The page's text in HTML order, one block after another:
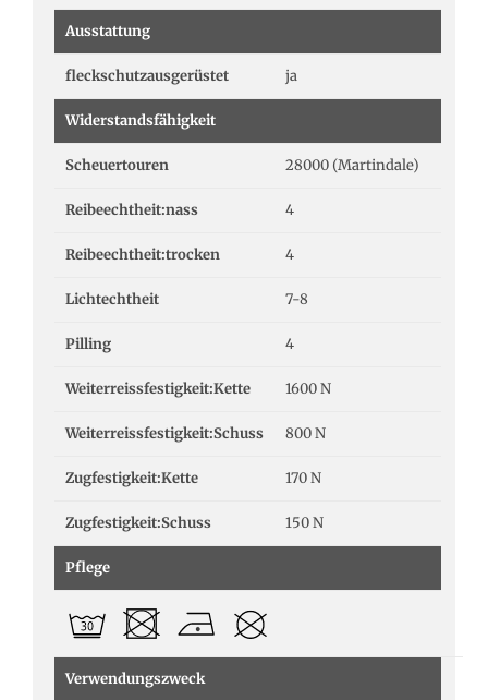
Ausstattung
fleckschutzausgerüstet ja
Widerstandsfähigkeit
Scheuertouren 28000 (Martindale)
Reibeechtheit:nass 4
Reibeechtheit:trocken 4
Lichtechtheit 7-8
Pilling 4
Weiterreissfestigkeit:Kette 1600 N
Weiterreissfestigkeit:Schuss 800 N
Zugfestigkeit:Kette 170 N
Zugfestigkeit:Schuss 150 N
Pflege
Verwendungszweck